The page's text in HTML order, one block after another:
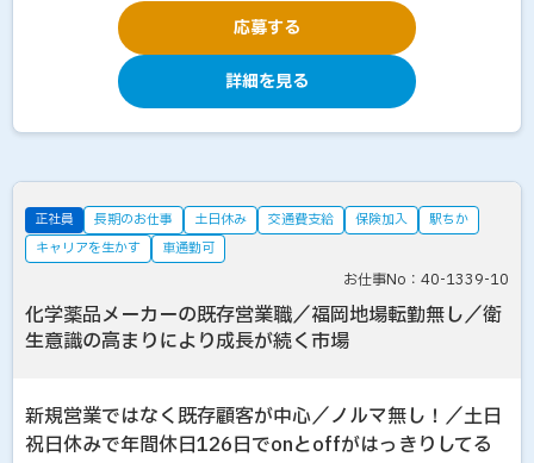
応募する
詳細を見る
正社員 長期のお仕事 土日休み 交通費支給 保険加入
駅ちか
キャリアを生かす
車通勤可
お仕事No：40-1339-10
化学薬品メーカーの既存営業職／福岡地場転勤無し／衛
生意識の高まりにより成長が続く市場
新規営業ではなく既存顧客が中心／ノルマ無し！／土日
祝日休みで年間休日126日でonとoffがはっきりしてる